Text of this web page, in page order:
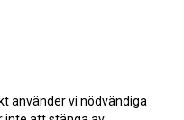
använder vi nödvändiga